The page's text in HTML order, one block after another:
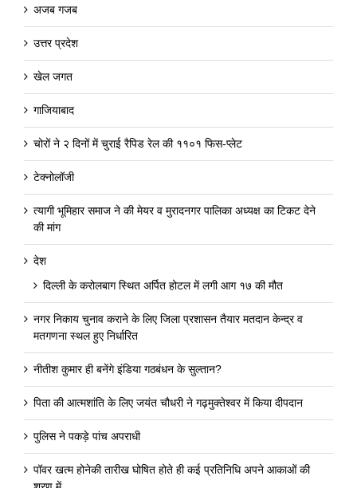
अजब गजब
उत्तर प्रदेश
खेल जगत
गाजियाबाद
चोरों ने २ दिनों में चुराई रैपिड रेल की ११०१ फिस-प्लेट
टेक्नोलॉजी
त्यागी भूमिहार समाज ने की मेयर व मुरादनगर पालिका अध्यक्ष का टिकट देने
की मांग
देश
दिल्ली के करोलबाग स्थित अर्पित होटल में लगी आग १७ की मौत
नगर निकाय चुनाव कराने के लिए जिला प्रशासन तैयार मतदान केन्द्र व
मतगणना स्थल हुए निर्धारित
नीतीश कुमार ही बनेंगे इंडिया गठबंधन के सुल्तान?
पिता की आत्मशांति के लिए जयंत चौधरी ने गढ़मुक्तेश्वर में किया दीपदान
पुलिस ने पकड़े पांच अपराधी
पॉवर खत्म होनेकी तारीख घोषित होते ही कई प्रतिनिधि अपने आकाओं की